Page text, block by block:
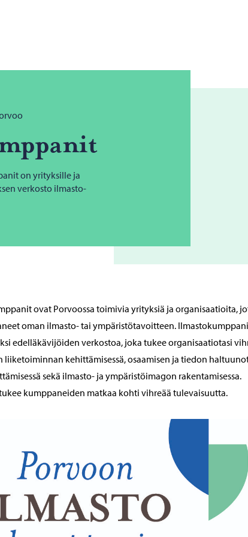
on yrityksille ja
verkosto ilmasto-
ovat Porvoossa toimivia yrityksiä ja organisaatioita,
oman ilmasto- tai ympäristötavoitteen.
edelläkävijöiden verkostoa, joka tukee organisaatiotasi
liiketoiminnan kehittämisessä, osaamisen ja tiedon
sekä ilmasto- ja ympäristöimagon rakentamisessa.
kumppaneiden matkaa kohti vihreää tulevaisuutta.